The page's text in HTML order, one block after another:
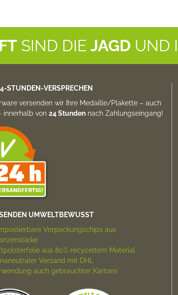
SIND DIE JAGD UND
STUNDEN-VERSPRECHEN
versenden wir Ihre Medaille/Plakette –auch
innerhalb von24 Stunden nach Zahlungs­eingang!
UMWELTBEWUSST
Verpackungs­chips aus
aus 80% recyceltem Material
Versand mit DHL
auch gebrauchter Kartons